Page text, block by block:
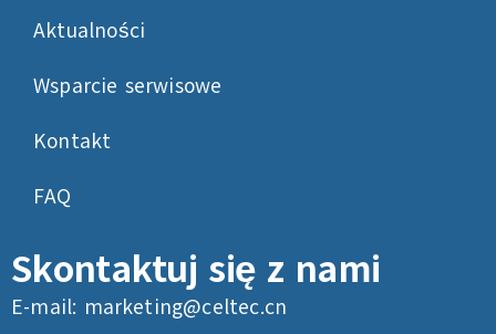
Aktualności
Wsparcie serwisowe
Kontakt
FAQ
Skontaktuj się z nami
E-mail: marketing@celtec.cn